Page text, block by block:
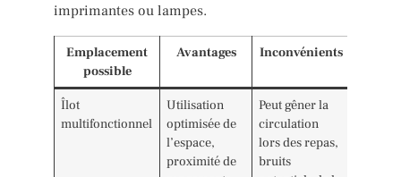
imprimantes ou lampes.
Emplacement
possible
Avantages Inconvénients
Îlot
multifonctionnel
Utilisation
optimisée de
l’espace,
proximité de
Peut gêner la
circulation
lors des repas,
bruits